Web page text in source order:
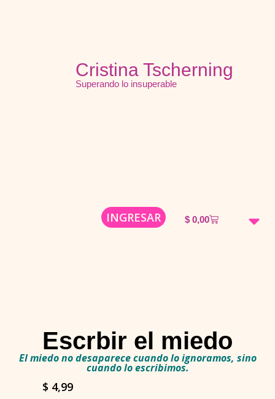
Cristina Tscherning
Superando lo insuperable
$0,00
INGRESAR
Escrbir el miedo
El miedo no desaparece cuando lo ignoramos, sino
cuando lo escribimos.
$ 4,99